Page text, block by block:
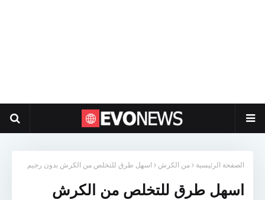
الصفحة الرئيسية من الكرش اسهل طرق للتخلص من الكرش بدون رجيم
اسهل طرق للتخلص من الكرش